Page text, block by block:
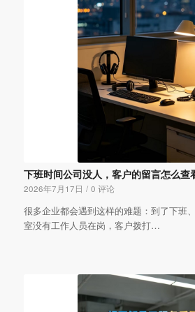
下班时间公司没人，客户的留言怎么查
2026年7月17日 / 0 评论
很多企业都会遇到这样的难题：到了下班
室没有工作人员在岗，客户拨打…